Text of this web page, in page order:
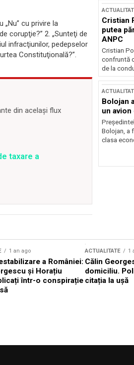
cu privire la
corupţie?” 2. „Sunteţi de
infracţiunilor, pedepselor
Constituţională?”.
din același flux
taxare a
Cristian
putea
ANPC
Cristian
confruntă
de la
Bolojan
un avion
Bolojan, a
clasa
1 an ago
a României:
și Horațiu
într-o conspirație
ACTUALITATE 1
Călin
domiciliu.
citația la ușă